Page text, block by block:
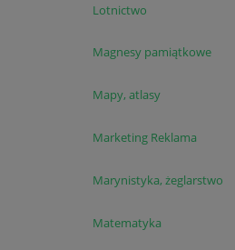
Lotnictwo
Magnesy pamiątkowe
Mapy, atlasy
Marketing Reklama
Marynistyka, żeglarstwo
Matematyka